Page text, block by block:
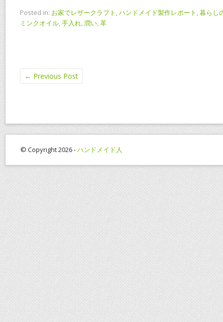
e
b
k
itt
er
ai
l
er
e
e
Posted in: お家でレザークラフト ,ハンドメイド製作レポート ,暮らし
ミンクオイル,手入れ,潤い,革
← Previous Post
© Copyright 2026 -ハンドメイド人